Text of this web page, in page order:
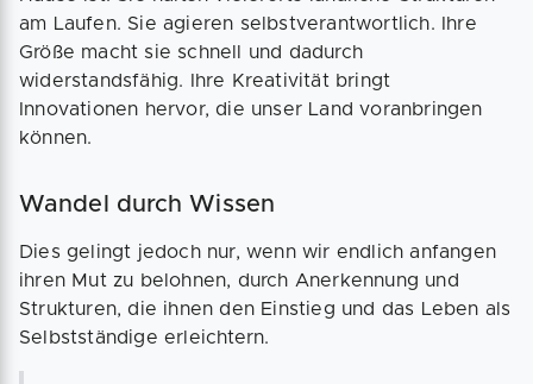
am Laufen. Sie agieren selbstverantwortlich. Ihre
Größe macht sie schnell und dadurch
widerstandsfähig. Ihre Kreativität bringt
Innovationen hervor, die unser Land voranbringen
können.
Wandel durch Wissen
Dies gelingt jedoch nur, wenn wir endlich anfangen
ihren Mut zu belohnen, durch Anerkennung und
Strukturen, die ihnen den Einstieg und das Leben als
Selbstständige erleichtern.